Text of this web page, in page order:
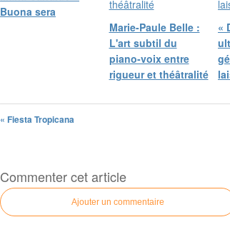
Buona sera
Marie-Paule Belle :
L'art subtil du
piano-voix entre
rigueur et théâtralité
​«
« Fiesta Tropicana
Commenter cet article
Ajouter un commentaire